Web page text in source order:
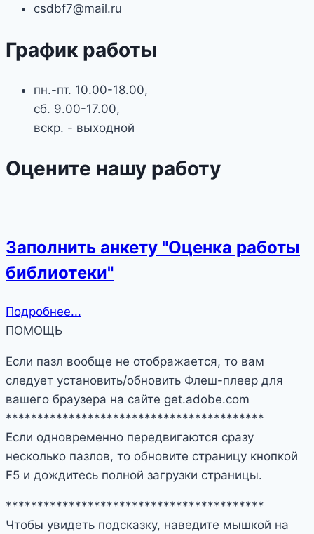
csdbf7@mail.ru
График работы
пн.-пт. 10.00-18.00,
сб. 9.00-17.00,
вскр. - выходной
Оцените нашу работу
Заполнить анкету "Оценка работы
библиотеки"
Подробнее...
ПОМОЩЬ
Если пазл вообще не отображается, то вам
следует установить/обновить Флеш-плеер для
вашего браузера на сайте get.adobe.com
*****************************************
Если одновременно передвигаются сразу
несколько пазлов, то обновите страницу кнопкой
F5 и дождитесь полной загрузки страницы.
*****************************************
Чтобы увидеть подсказку, наведите мышкой на